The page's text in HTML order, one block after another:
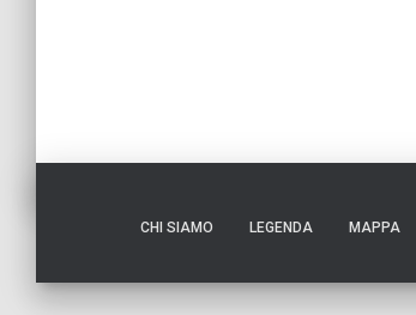
CHI SIAMO LEGENDA MAPPA